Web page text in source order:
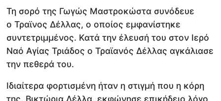
Τη σορό της Γωγώς Μαστροκώστα συνόδευε
ο Τραϊνος Δέλλας, ο οποίος εμφανίστηκε
συντετριμμένος. Κατά την έλευσή του στον Ιερό
Ναό Αγίας Τριάδος ο Τραϊανός Δέλλας αγκάλιασε
την πεθερά του.
Ιδιαίτερα φορτισμένη ήταν η στιγμή που η κόρη